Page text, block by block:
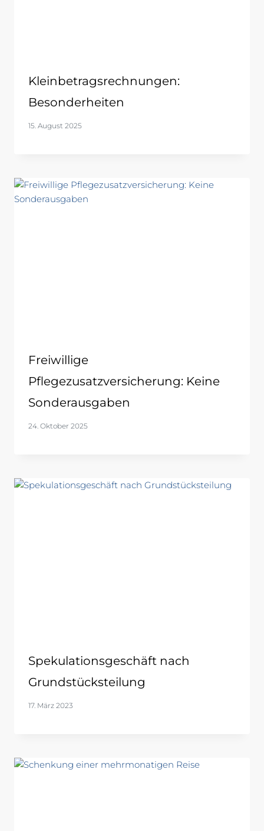
Kleinbetragsrechnungen:
Besonderheiten
15. August 2025
Freiwillige
Pflegezusatzversicherung: Keine
Sonderausgaben
24. Oktober 2025
Spekulationsgeschäft nach
Grundstücksteilung
17. März 2023